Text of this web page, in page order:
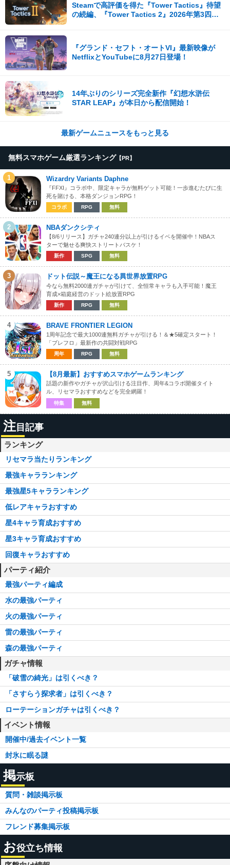
Steamで高評価を得た『Tower Tactics』待望
の続編、『Tower Tactics 2』2026年第3四半
『グランド・セフト・オートVI』最新映像が
NetflixとYouTubeに8月27日登場！
14年ぶりのシリーズ完全新作『幻想水滸伝
STAR LEAP』が本日から配信開始！
最新ゲームニュースをもっと見る
無料スマホゲーム厳選ランキング 【PR】
1 Wizardry Variants Daphne
『FFXI』コラボ中、限定キャラが無料ゲット可能！一歩進むたびに生
死を賭ける、本格ダンジョンRPG！
コラボ RPG 無料
2 NBAダンクシティ
【8/6リリース】ガチャ240連分以上が引けるイベを開催中！NBAス
ターで魅せる爽快ストリートバスケ！
新作 SPG 無料
3 ドット伝説～魔王になる異世界放置RPG
今なら無料2000連ガチャが引けて、全恒常キャラも入手可能！魔王
育成×箱庭経営のドット絵放置RPG
新作 RPG 無料
4 BRAVE FRONTIER LEGION
1周年記念で最大1000連無料ガチャが引ける！＆★5確定スタート！
「ブレフロ」最新作の共闘対戦RPG
周年 RPG 無料
5 【8月最新】おすすめスマホゲームランキング
話題の新作やガチャが沢山引ける注目作、周年&コラボ開催タイト
ル、リセマラおすすめなどを完全網羅！
特集 無料
注 目記事
ランキング
リセマラ当たりランキング
最強キャラランキング
最強星5キャラランキング
低レアキャラおすすめ
星4キャラ育成おすすめ
星3キャラ育成おすすめ
回復キャラおすすめ
パーティ紹介
最強パーティ編成
水の最強パーティ
火の最強パーティ
雷の最強パーティ
森の最強パーティ
ガチャ情報
「破雪の綺光」は引くべき？
「さすらう探求者」は引くべき？
ローテーションガチャは引くべき？
イベント情報
開催中/過去イベント一覧
封氷に眠る謎
掲示板
質問・雑談掲示板
みんなのパーティ投稿掲示板
フレンド募集掲示板
お役立ち情報